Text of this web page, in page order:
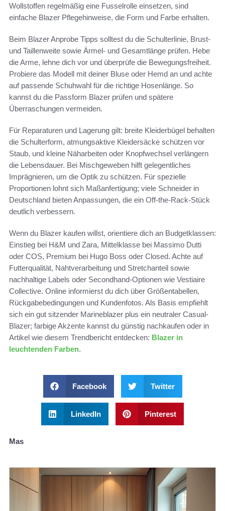
Wollstoffen regelmäßig eine Fusselrolle einsetzen, sind
einfache Blazer Pflegehinweise, die Form und Farbe erhalten.
Beim Blazer Anprobe Tipps solltest du die Schulterlinie, Brust-
und Taillenweite sowie Ärmel- und Gesamtlänge prüfen. Hebe
die Arme, lehne dich vor und überprüfe die Bewegungsfreiheit.
Probiere das Modell mit deiner Bluse oder Hemd an und achte
auf passende Schuhwahl für die richtige Hosenlänge. So
kannst du die Passform Blazer prüfen und spätere
Überraschungen vermeiden.
Für Reparaturen und Lagerung gilt: breite Kleiderbügel behalten
die Schulterform, atmungsaktive Kleidersäcke schützen vor
Staub, und kleine Näharbeiten oder Knopfwechsel verlängern
die Lebensdauer. Bei Mischgeweben hilft gelegentliches
Imprägnieren, um die Optik zu schützen. Für spezielle
Proportionen lohnt sich Maßanfertigung; viele Schneider in
Deutschland bieten Anpassungen, die ein Off-the-Rack-Stück
deutlich verbessern.
Wenn du Blazer kaufen willst, orientiere dich an Budgetklassen:
Einstieg bei H&M und Zara, Mittelklasse bei Massimo Dutti
oder COS, Premium bei Hugo Boss oder Closed. Achte auf
Futterqualität, Nahtverarbeitung und Stretchanteil sowie
nachhaltige Labels oder Secondhand-Optionen wie Vestiaire
Collective. Online informierst du dich über Größentabellen,
Rückgabebedingungen und Kundenfotos. Als Basis empfiehlt
sich ein gut sitzender Marineblazer plus ein neutraler Casual-
Blazer; farbige Akzente kannst du günstig nachkaufen oder in
Artikel wie diesem Trendbericht entdecken: Blazer in
leuchtenden Farben.
Facebook Twitter
LinkedIn Pinterest
Mas